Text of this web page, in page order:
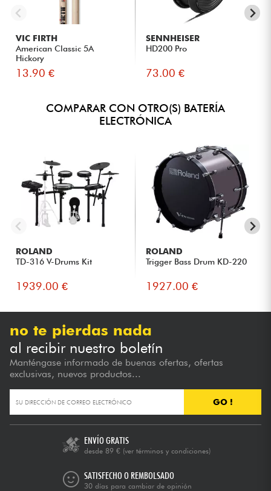
VIC FIRTH
American Classic 5A
Hickory
13.90 €
SENNHEISER
HD200 Pro
73.00 €
COMPARAR CON OTRO(S) BATERÍA
ELECTRÓNICA
ROLAND
TD-316 V-Drums Kit
1939.00 €
ROLAND
Trigger Bass Drum KD-220
1927.00 €
no te pierdas nada
al recibir nuestro boletín
Manténgase informado de buenas ofertas, ofertas
exclusivas, nuevos productos...
GO !
ENVÍO GRATIS
desde 89 € (ver términos y condiciones)
SATISFECHO O REMBOLSADO
30 días para cambiar de opinión